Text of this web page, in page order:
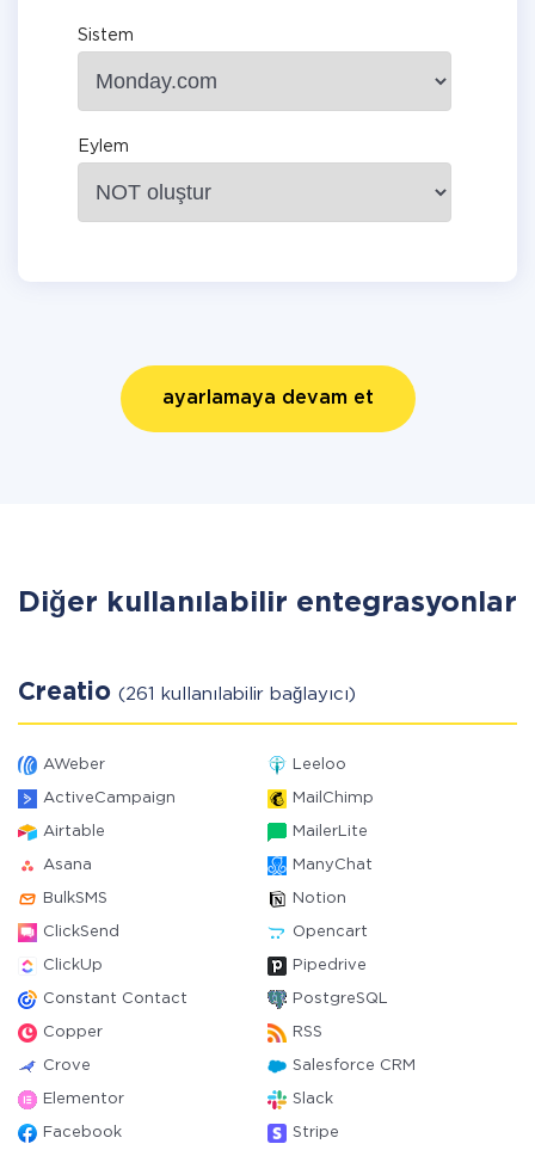
Sistem
Eylem
ayarlamaya devam et
Diğer kullanılabilir entegrasyonlar
Creatio (261 kullanılabilir bağlayıcı)
AWeber Leeloo
ActiveCampaign MailChimp
Airtable MailerLite
Asana ManyChat
BulkSMS Notion
ClickSend Opencart
ClickUp Pipedrive
Constant Contact PostgreSQL
Copper RSS
Crove Salesforce CRM
Elementor Slack
Facebook Stripe